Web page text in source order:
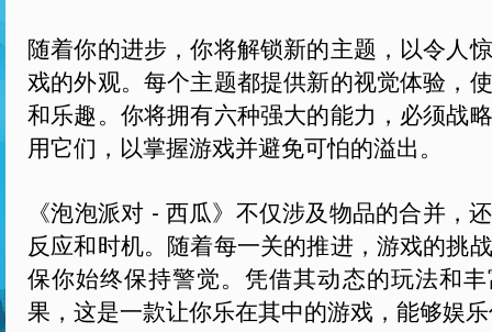
随着你的进步，你将解锁新的主题，以令人
戏的外观。每个主题都提供新的视觉体验，
和乐趣。你将拥有六种强大的能力，必须战
用它们，以掌握游戏并避免可怕的溢出。
《泡泡派对 - 西瓜》不仅涉及物品的合并，
反应和时机。随着每一关的推进，游戏的挑
保你始终保持警觉。凭借其动态的玩法和
果，这是一款让你乐在其中的游戏，能够娱